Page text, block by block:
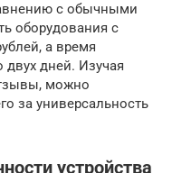
с обычными
оборудования с
а время
двух дней. Изучая
можно
за универсальность
устройства